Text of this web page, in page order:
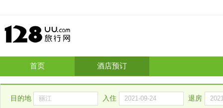
首页 酒店预订
目的地 入住 退房